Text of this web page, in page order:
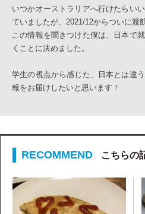
いつかオーストラリアへ行けたらい
ていましたが、2021/12からついに渡
この情報を聞きつけた僕は、日本で
くことに決めました。
学生の視点から感じた、日本とは違
報をお届けしたいと思います！
こちらの